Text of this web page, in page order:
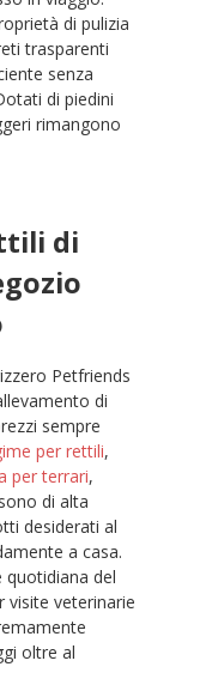
di pulizia
trasparenti
senza
di piedini
rimangono
di
Petfriends
di
sempre
per rettili,
per terrari,
di alta
desiderati al
a casa.
quotidiana del
visite veterinarie
oltre al